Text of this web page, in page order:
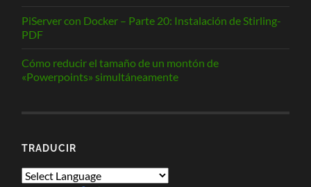
PiServer con Docker – Parte 20: Instalación de Stirling-
PDF
Cómo reducir el tamaño de un montón de
«Powerpoints» simultáneamente
TRADUCIR